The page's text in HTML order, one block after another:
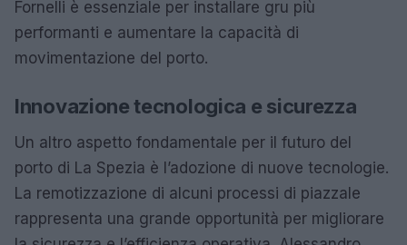
Fornelli è essenziale per installare gru più
performanti e aumentare la capacità di
movimentazione del porto.
Innovazione tecnologica e sicurezza
Un altro aspetto fondamentale per il futuro del
porto di La Spezia è l’adozione di nuove tecnologie.
La remotizzazione di alcuni processi di piazzale
rappresenta una grande opportunità per migliorare